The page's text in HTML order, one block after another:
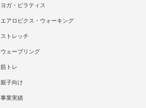
ヨガ・ピラティス
エアロビクス・ウォーキング
ストレッチ
ウェーブリング
筋トレ
親子向け
事業実績